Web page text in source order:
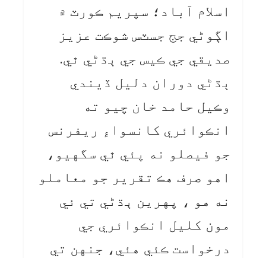
اسلام آباد؛ سپريم ڪورٽ ۾
اڳوڻي جج جسٽس شوڪت عزيز
صديقي جي ڪيس جي ٻڌڻي ٿي.
ٻڌڻي دوران دليل ڏيندي
وڪيل حامد خان چيو ته
انڪوائري کانسواءِ ريفرنس
جو فيصلو نه پئي ٿي سگهيو،
اهو صرف هڪ تقرير جو معاملو
نه هو ، پهرين ٻڌڻي تي ئي
مون کليل انڪوائري جي
درخواست ڪئي هئي، جنهن تي